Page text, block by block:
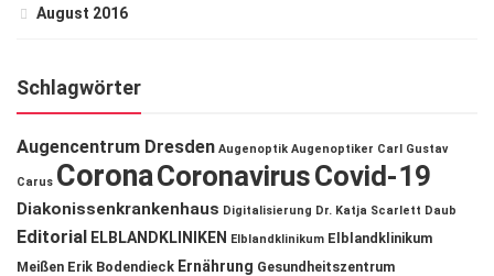
August 2016
Schlagwörter
Augencentrum Dresden Augenoptik Augenoptiker Carl Gustav
Carus CoronaCoronavirusCovid-19
Diakonissenkrankenhaus Digitalisierung Dr. Katja Scarlett Daub
Editorial ELBLANDKLINIKEN Elblandklinikum Elblandklinikum
Meißen Erik Bodendieck Ernährung Gesundheitszentrum